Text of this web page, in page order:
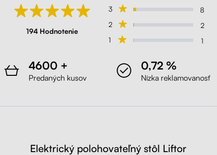
194 Hodnotenie
3
8
2
2
1
1
4600 +
Predaných kusov
0,72 %
Nízka reklamovanosť
Elektrický polohovateľný stôl Liftor